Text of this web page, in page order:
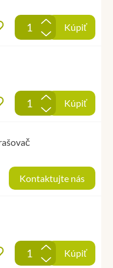
Pridať do obľúbených
+
-
Kúpiť
Pridať do obľúbených
+
-
Kúpiť
Kontaktujte nás
Pridať do obľúbených
+
-
Kúpiť